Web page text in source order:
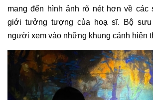
mang đến hình ảnh rõ nét hơn về các
giới tưởng tượng của hoạ sĩ. Bộ
người xem vào những khung cảnh hiện